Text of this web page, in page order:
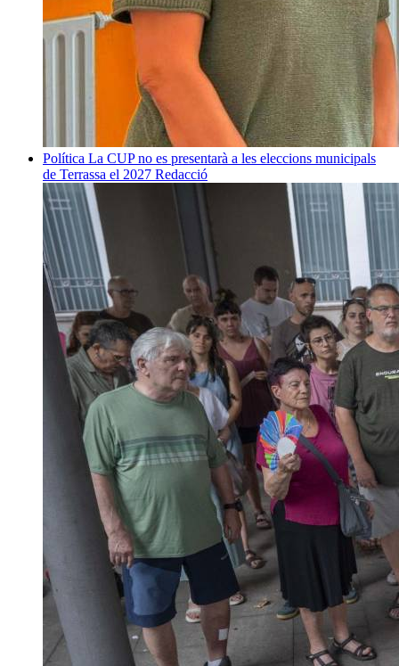
Política La CUP no es presentarà a les eleccions municipals
de Terrassa el 2027 Redacció